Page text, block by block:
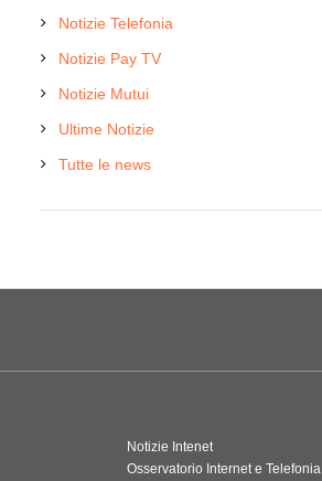
Notizie Telefonia
Notizie Pay TV
Notizie Mutui
Ultime Notizie
Tutte le news
Notizie Intenet
Osservatorio Internet e Telefonia